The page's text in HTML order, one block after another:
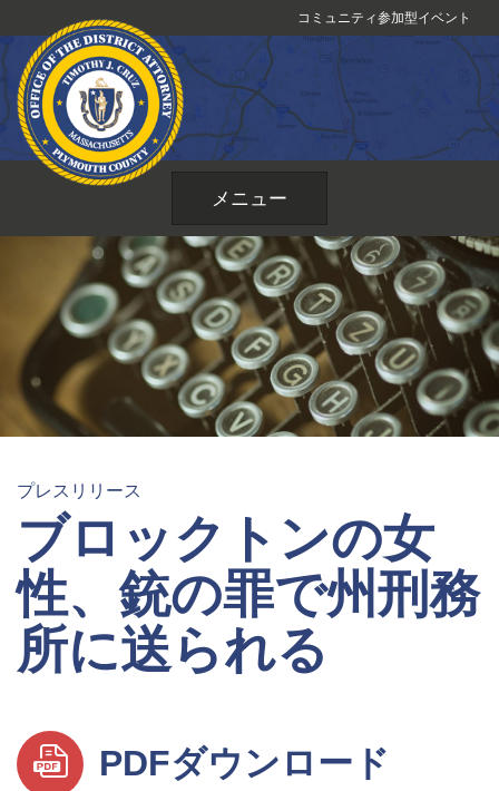
ン
テ
ツ
コミュニティ参加型イベント
メニュー
プレスリリース
ブロックトンの女
性、銃の罪で州刑務
所に送られる
PDFダウンロード